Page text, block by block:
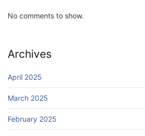
No comments to show.
Archives
April 2025
March 2025
February 2025